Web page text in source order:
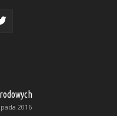
2016